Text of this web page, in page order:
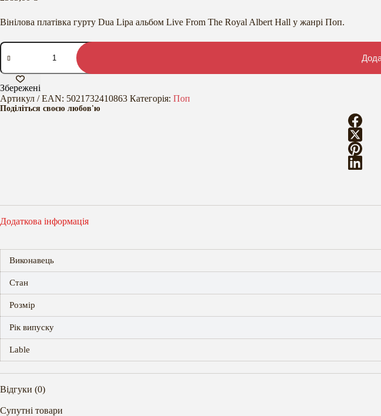
Вінілова платівка гурту Dua Lipa альбом Live From The Royal Albert Hall у жанрі Поп.
Live
From
Royal
Albert
Hall
кількість
Збережені
Артикул / EAN: 5021732410863 Категорія: Поп
Поділіться своєю любов'ю
Додаткова інформація
Виконавець
Стан
Розмір
Рік випуску
Lable
Відгуки (0)
Супутні товари